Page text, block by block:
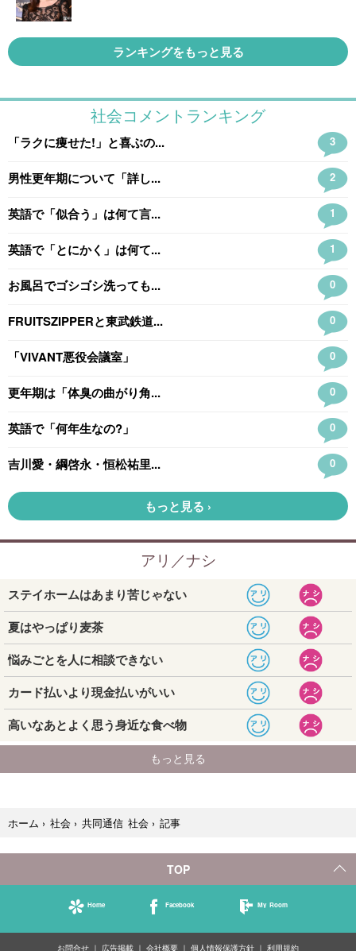
ランキングをもっと見る
ホーム › 社会 › 共同通信 社会 › 記事
TOP
Home Facebook My Room
お問合せ 広告掲載 会社概要 個人情報保護方針 利用規約